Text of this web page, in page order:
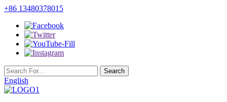
+86 13480378015
English